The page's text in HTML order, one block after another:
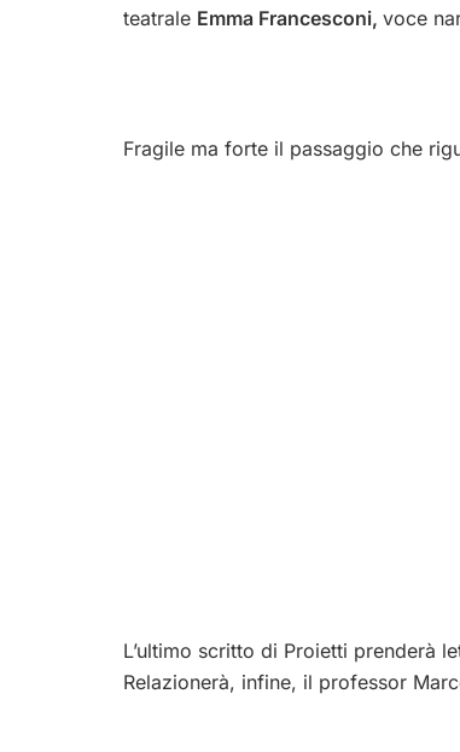
teatrale Emma Francesconi, voce
Fragile ma forte il passaggio che
L’ultimo scritto di Proietti prenderà
Relazionerà, infine, il professor